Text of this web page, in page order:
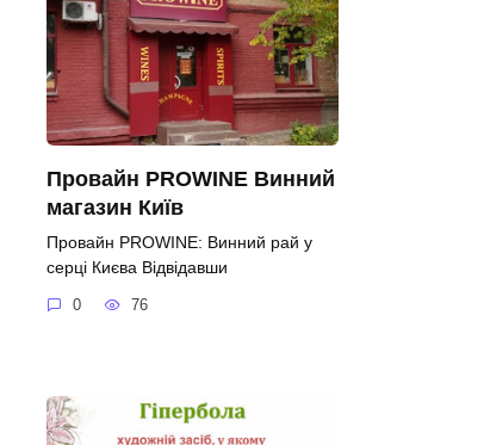
Провайн PROWINE Винний
магазин Київ
Провайн PROWINE: Винний рай у
серці Києва Відвідавши
0 76